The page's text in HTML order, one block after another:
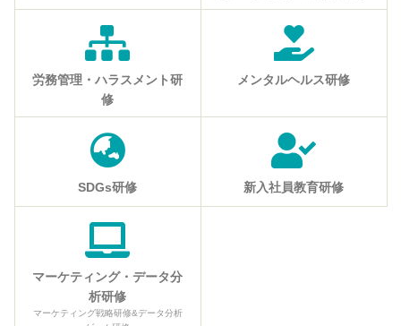
労務管理・ハラスメント研
修
メンタルヘルス研修
SDGs研修 新入社員教育研修
マーケティング・データ分
析研修
マーケティング戦略研修&データ分析